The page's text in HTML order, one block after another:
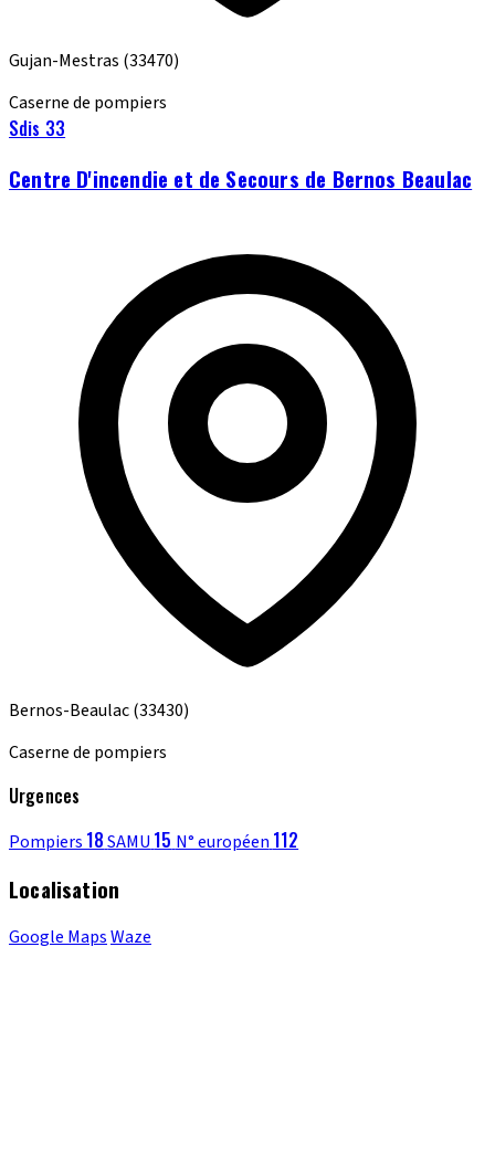
Gujan-Mestras (33470)
Caserne de pompiers
Sdis 33
Centre D'incendie et de Secours de Bernos Beaulac
Bernos-Beaulac(33430)
Caserne de pompiers
Urgences
Pompiers 18SAMU 15 N° européen 112
Localisation
Google MapsWaze